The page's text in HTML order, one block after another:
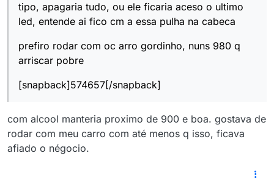
tipo, apagaria tudo, ou ele ficaria aceso o ultimo
led, entende ai fico cm a essa pulha na cabeca
prefiro rodar com oc arro gordinho, nuns 980 q
arriscar pobre
[snapback]574657[/snapback]
com alcool manteria proximo de 900 e boa. gostava de
rodar com meu carro com até menos q isso, ficava
afiado o négocio.